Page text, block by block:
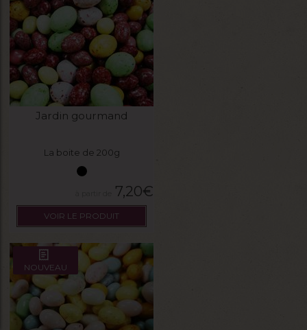
Jardin gourmand
La boite de 200g
7,20€
VOIR LE PRODUIT
NOUVEAU